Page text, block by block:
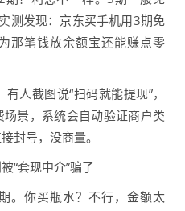
测发现：京东买手机用3期免
那笔钱放余额宝还能赚点零
人截图说“扫码就能提现”，
景，系统会自动验证商户类
封号，没商量。
“套现中介”骗了
。你买瓶水？不行，金额太